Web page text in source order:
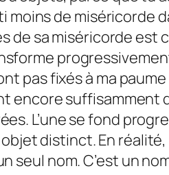
moins de
de sa miséricorde est
pas fixés à ma
encore
L’une se fond
distinct. En réalité,
seul nom. C’est un